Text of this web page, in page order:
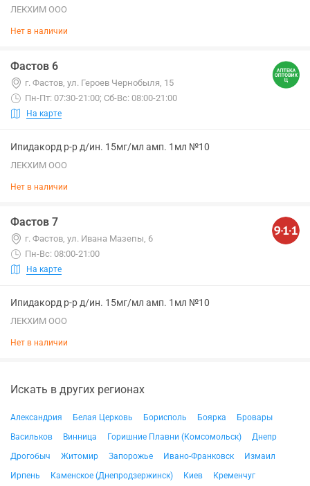
ЛЕКХИМ ООО
Нет в наличии
Фастов 6
г. Фастов, ул. Героев Чернобыля, 15
Пн-Пт: 07:30-21:00; Сб-Вс: 08:00-21:00
На карте
Ипидакорд р-р д/ин. 15мг/мл амп. 1мл №10
ЛЕКХИМ ООО
Нет в наличии
Фастов 7
г. Фастов, ул. Ивана Мазепы, 6
Пн-Вс: 08:00-21:00
На карте
Ипидакорд р-р д/ин. 15мг/мл амп. 1мл №10
ЛЕКХИМ ООО
Нет в наличии
Искать в других регионах
Александрия Белая Церковь Борисполь Боярка
Бровары
Васильков
Винница Горишние Плавни (Комсомольск)
Днепр
Дрогобыч
Житомир Запорожье Ивано-Франковск
Измаил
Ирпень
Каменское (Днепродзержинск) Киев
Кременчуг